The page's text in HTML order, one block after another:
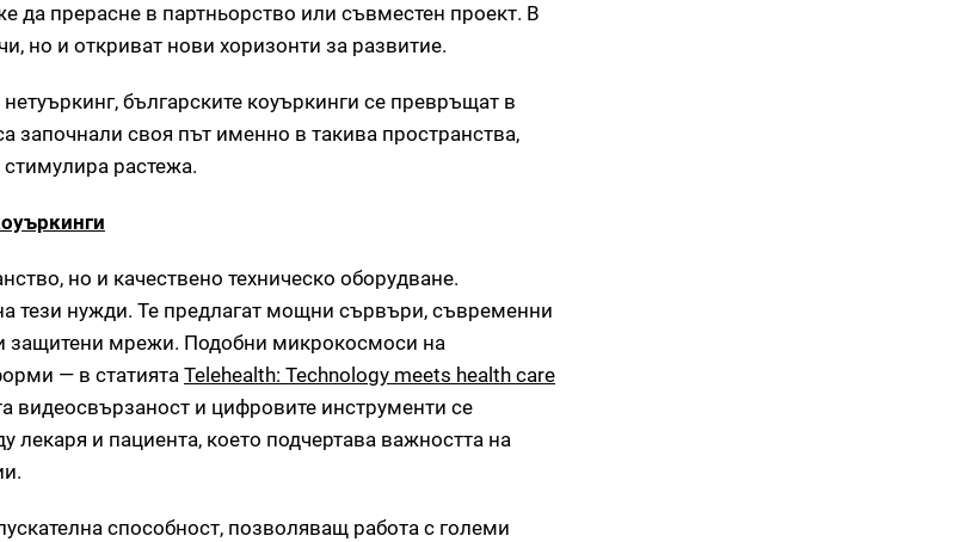
да прерасне в партньорство или съвместен проект. В
но и откриват нови хоризонти за развитие.
българските коуъркинги се превръщат в
своя път именно в такива пространства,
растежа.
но и качествено техническо оборудване.
тези нужди. Те предлагат мощни сървъри, съвременни
защитени мрежи. Подобни микрокосмоси на
— в статията Telehealth: Technology meets health care
видеосвързаност и цифровите инструменти се
и пациента, което подчертава важността на
способност, позволяващ работа с големи